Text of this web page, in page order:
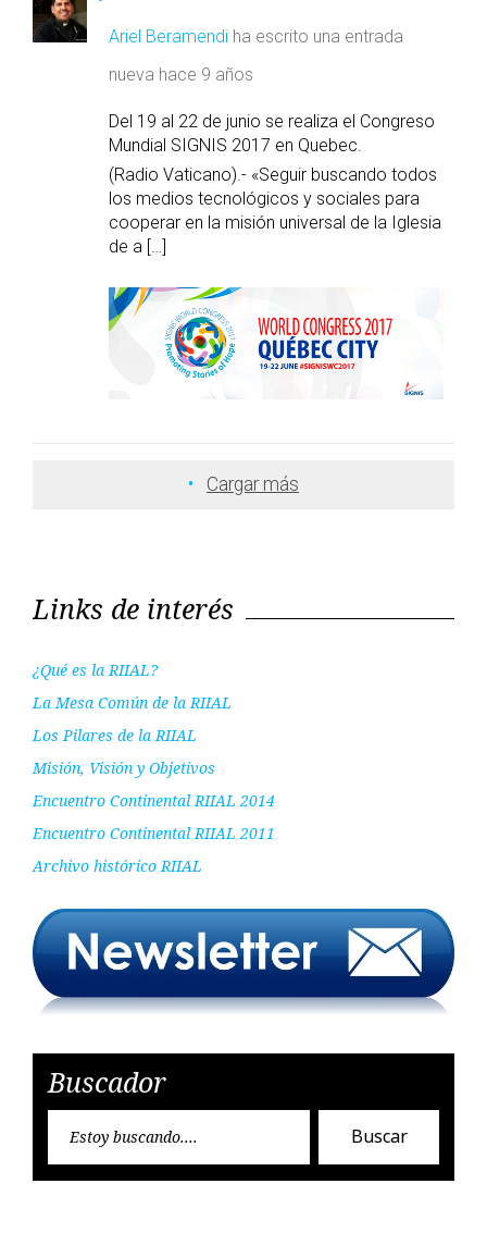
Ariel Beramendi ha escrito una entrada
nueva hace 9 años
Del 19 al 22 de junio se realiza el Congreso
Mundial SIGNIS 2017 en Quebec.
(Radio Vaticano).- «Seguir buscando todos
los medios tecnológicos y sociales para
cooperar en la misión universal de la Iglesia
de a […]
Cargar más
Links de interés
¿Qué es la RIIAL?
La Mesa Común de la RIIAL
Los Pilares de la RIIAL
Misión, Visión y Objetivos
Encuentro Continental RIIAL 2014
Encuentro Continental RIIAL 2011
Archivo histórico RIIAL
Buscador
Buscar